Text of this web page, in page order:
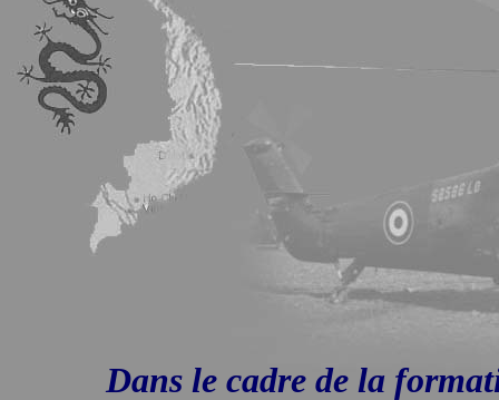
Dans le cadre de la